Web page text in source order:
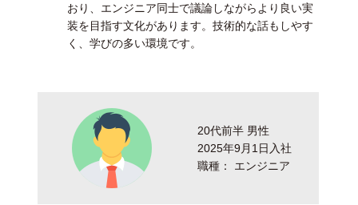
おり、エンジニア同士で議論しながらより良い実
装を目指す文化があります。技術的な話もしやす
く、学びの多い環境です。
20代前半 男性
2025年9月1日入社
職種： エンジニア